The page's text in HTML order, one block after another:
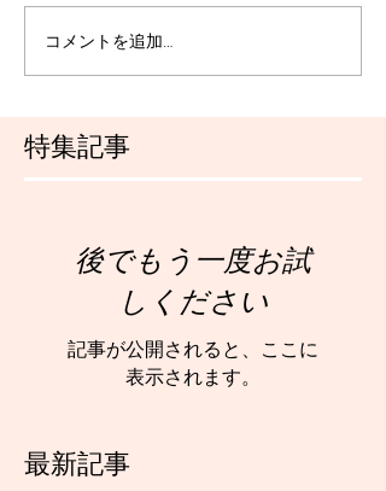
特集記事
最新記事
コメントを追加…
後でもう一度お試
しください
記事が公開されると、ここに
表示されます。